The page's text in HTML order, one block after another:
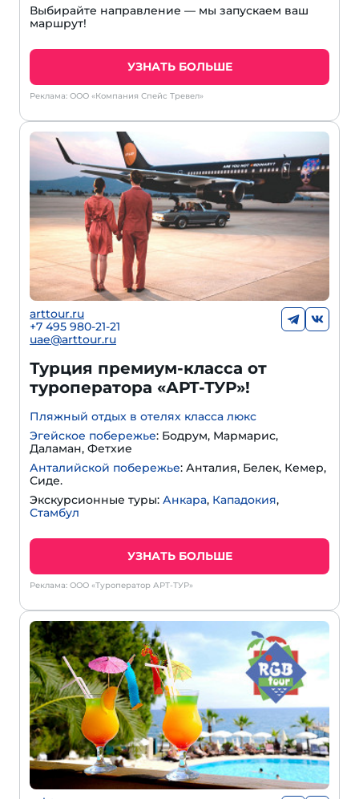
Выбирайте направление — мы запускаем ваш
маршрут!
УЗНАТЬ БОЛЬШЕ
Реклама: ООО «Компания Спейс Тревел»
arttour.ru
+7 495 980-21-21
uae@arttour.ru
Турция премиум-класса от
туроператора «АРТ-ТУР»!
Пляжный отдых в отелях класса люкс
Эгейское побережье: Бодрум, Мармарис,
Даламан, Фетхие
Анталийской побережье: Анталия, Белек, Кемер,
Сиде.
Экскурсионные туры: Анкара, Кападокия,
Стамбул
УЗНАТЬ БОЛЬШЕ
Реклама: ООО «Туроператор АРТ-ТУР»